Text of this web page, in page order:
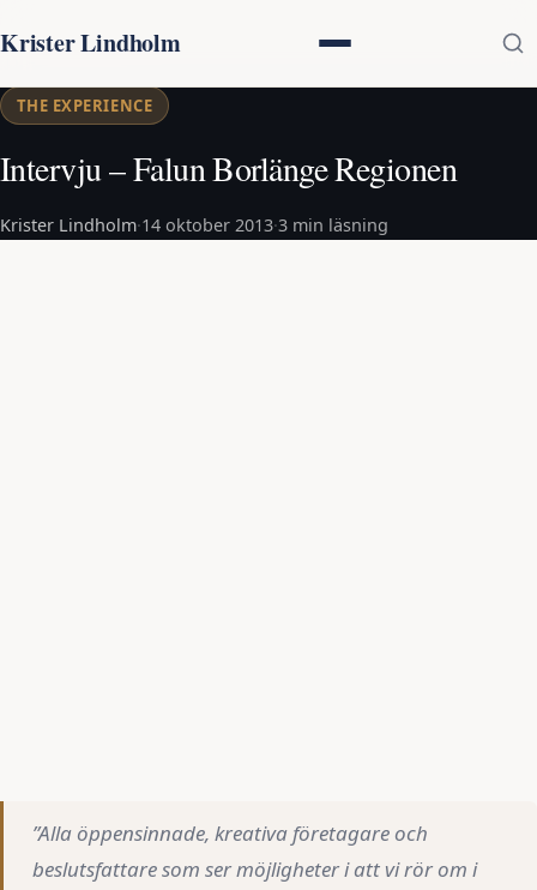
Krister Lindholm
THE EXPERIENCE
Intervju – Falun Borlänge Regionen
Krister Lindholm·14 oktober 2013·3 min läsning
”Alla öppensinnade, kreativa företagare och
beslutsfattare som ser möjligheter i att vi rör om i